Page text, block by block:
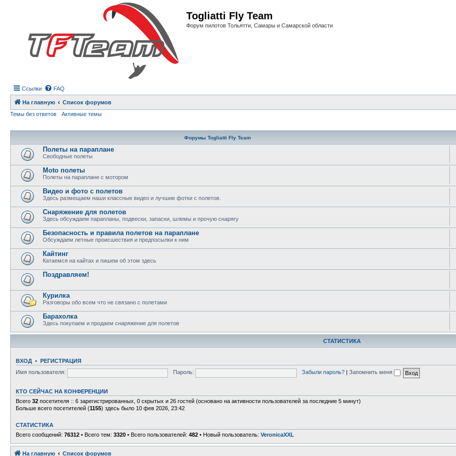
Togliatti Fly Team
Форум пилотов Тольятти, Самары и Самарской области
Ссылки FAQ
На главную
Список форумов
Темы без ответов
Активные темы
Форумы Togliatti Fly Team
Полеты на параплане
Свободные полеты
Moto полеты
Полеты на параплане с мотором
Видео и фото с полетов
Здесь размещаем наши классные видео и лучшие фотки с полетов.
Снаряжение для полетов
Здесь обсуждаем парапланы, подвески, запаски, шлемы и прочую снарягу
Безопасность и правила полетов на параплане
Обсуждаем летные происшествия и предпосылки к ним
Кайтинг
Катаемся на кайтах и пишем об этом здесь
Поздравляем!
Курилка
Разговоры обо всем что не связано с полетами
Барахолка
Здесь покупаем и продаем снаряжение для полетов
СТАТИСТИКА
ВХОД • РЕГИСТРАЦИЯ
Имя пользователя:
Пароль: Забыли пароль? Запомнить меня
КТО СЕЙЧАС НА КОНФЕРЕНЦИИ
Всего 32 посетителя :: 6 зарегистрированных, 0 скрытых и 26 гостей (основано на активности пользователей за последние 5 минут)
Больше всего посетителей (1155) здесь было 10 фев 2026, 23:42
СТАТИСТИКА
Всего сообщений: 76312 • Всего тем: 3320 • Всего пользователей: 482 • Новый пользователь: VeronicaXXL
На главную Список форумов
Связаться с